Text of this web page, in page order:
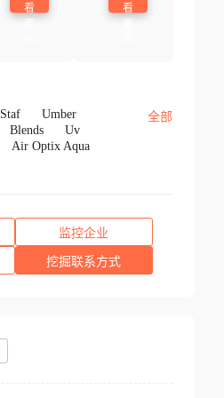
看
看
Staf
Umber
Blends
Uv
Air Optix Aqua
全部
监控企业
挖掘联系方式